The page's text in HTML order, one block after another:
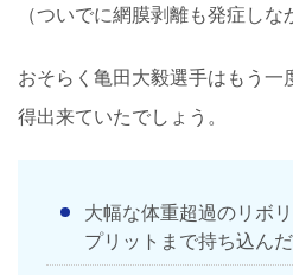
（ついでに網膜剥離も発症しな
おそらく亀田大毅選手はもう一
得出来ていたでしょう。
大幅な体重超過のリボ
プリットまで持ち込ん